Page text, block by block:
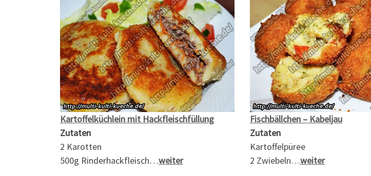
Kartoffelküchlein mit Hackfleischfüllung
Zutaten
2 Karotten
500g Rinderhackfleisch…weiter
Fischbällchen – Kabeljau
Zutaten
Kartoffelpüree
2 Zwiebeln…weiter